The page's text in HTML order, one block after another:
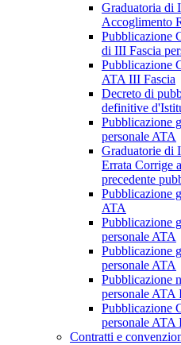
Graduatoria di
Accoglimento
Pubblicazione
di III Fascia
Pubblicazione
ATA III Fascia
Decreto di
definitive
Pubblicazione
personale ATA
Graduatorie di
Errata Corrige
precedente
Pubblicazione
ATA
Pubblicazione
personale ATA
Pubblicazione
personale ATA
Pubblicazione
personale ATA
Pubblicazione
personale ATA
Contratti e